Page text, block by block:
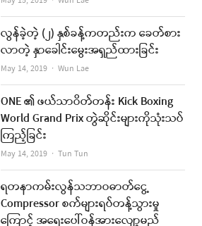
လွန်ခဲ့တဲ့ (၂) နှစ်ခန့်ကတည်းက ခေတ်စား
လာတဲ့ နှာခေါင်းမွေးအရှည်ထားခြင်း
May 14, 2019 Author
Wun Lae
ONE ၏ ဖယ်သာဝိတ်တန်း Kick Boxing
World Grand Prix တွဲဆိုင်းများကိုသုံးသပ်
ကြည့်ခြင်း
May 14, 2019 Author
Tun Tun
ရတနာကမ်းလွန်သဘာဝဓာတ်ငွေ့
Compressor စက်များရပ်တန့်သွားမှု
ကြောင့် အရေးပေါ်ဝန်အားလျော့မည်